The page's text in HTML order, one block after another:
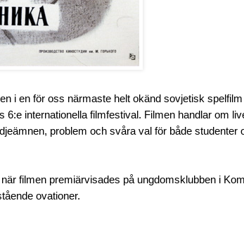
i en för oss närmaste helt okänd sovjetisk
6:e internationella filmfestival. Filmen handlar om
problem och svåra val för både studenter
filmen premiärvisades på ungdomsklubben i
ovationer.